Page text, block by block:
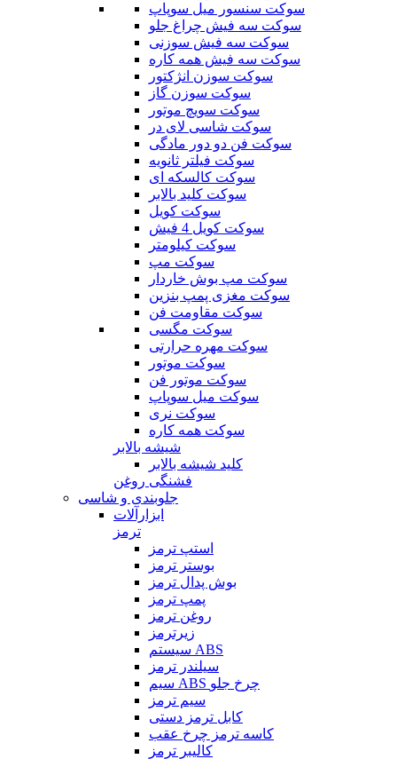
سوکت سنسور میل سوپاپ
سوکت سه فیش چراغ جلو
سوکت سه فیش سوزنی
سوکت سه فیش همه کاره
سوکت سوزن انژکتور
سوکت سوزن گاز
سوکت سویچ موتور
سوکت شاسی لای در
سوکت فن دو دور مادگی
سوکت فیلتر ثانویه
سوکت کالسکه ای
سوکت کلید بالابر
سوکت کویل
سوکت کویل 4 فیش
سوکت کیلومتر
سوکت مپ
سوکت مپ بوش خاردار
سوکت مغزی پمپ بنزین
سوکت مقاومت فن
سوکت مگسی
سوکت مهره حرارتی
سوکت موتور
سوکت موتور فن
سوکت میل سوپاپ
سوکت نری
سوکت همه کاره
شیشه بالابر
کلید شیشه بالابر
فشنگی روغن
جلوبندی و شاسی
ابزارآلات
ترمز
استپ ترمز
بوستر ترمز
بوش پدال ترمز
پمپ ترمز
روغن ترمز
زیرترمز
سیستم ABS
سیلندر ترمز
سیم ABS چرخ جلو
سیم ترمز
کابل ترمز دستی
کاسه ترمز چرخ عقب
کالیبر ترمز